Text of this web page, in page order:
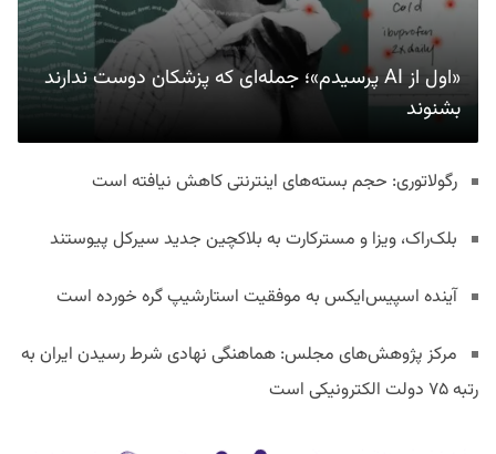
«اول از AI پرسیدم»؛ جمله‌ای که پزشکان دوست ندارند
بشنوند
رگولاتوری: حجم بسته‌های اینترنتی کاهش نیافته است
بلک‌راک، ویزا و مسترکارت به بلاکچین جدید سیرکل پیوستند
آینده اسپیس‌ایکس به موفقیت استارشیپ گره خورده است
مرکز پژوهش‌های مجلس: هماهنگی نهادی شرط رسیدن ایران به
رتبه ۷۵ دولت الکترونیکی است